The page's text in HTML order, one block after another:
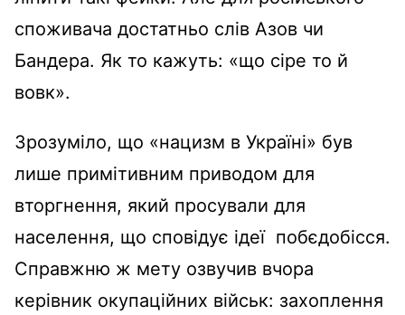
споживача достатньо слів Азов чи
Бандера. Як то кажуть: «що сіре то й
вовк».
Зрозуміло, що «нацизм в Україні» був
лише примітивним приводом для
вторгнення, який просували для
населення, що сповідує ідеї побєдобісся.
Справжню ж мету озвучив вчора
керівник окупаційних військ: захоплення